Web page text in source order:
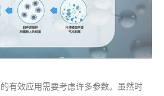
有效应用需要考虑许多参数。虽然时